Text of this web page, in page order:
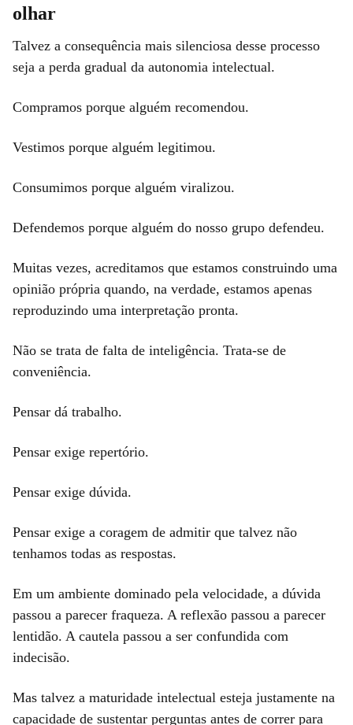
olhar
Talvez a consequência mais silenciosa desse processo
seja a perda gradual da autonomia intelectual.
Compramos porque alguém recomendou.
Vestimos porque alguém legitimou.
Consumimos porque alguém viralizou.
Defendemos porque alguém do nosso grupo defendeu.
Muitas vezes, acreditamos que estamos construindo uma
opinião própria quando, na verdade, estamos apenas
reproduzindo uma interpretação pronta.
Não se trata de falta de inteligência. Trata-se de
conveniência.
Pensar dá trabalho.
Pensar exige repertório.
Pensar exige dúvida.
Pensar exige a coragem de admitir que talvez não
tenhamos todas as respostas.
Em um ambiente dominado pela velocidade, a dúvida
passou a parecer fraqueza. A reflexão passou a parecer
lentidão. A cautela passou a ser confundida com
indecisão.
Mas talvez a maturidade intelectual esteja justamente na
capacidade de sustentar perguntas antes de correr para